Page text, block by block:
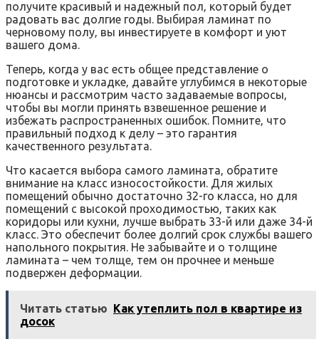
получите красивый и надежный пол‚ который будет
радовать вас долгие годы. Выбирая ламинат по
черновому полу‚ вы инвестируете в комфорт и уют
вашего дома.
Теперь‚ когда у вас есть общее представление о
подготовке и укладке‚ давайте углубимся в некоторые
нюансы и рассмотрим часто задаваемые вопросы‚
чтобы вы могли принять взвешенное решение и
избежать распространенных ошибок. Помните‚ что
правильный подход к делу – это гарантия
качественного результата.
Что касается выбора самого ламината‚ обратите
внимание на класс износостойкости. Для жилых
помещений обычно достаточно 32-го класса‚ но для
помещений с высокой проходимостью‚ таких как
коридоры или кухни‚ лучше выбрать 33-й или даже 34-й
класс. Это обеспечит более долгий срок службы вашего
напольного покрытия. Не забывайте и о толщине
ламината – чем толще‚ тем он прочнее и меньше
подвержен деформации.
Читать статью Как утеплить пол в квартире из
досок